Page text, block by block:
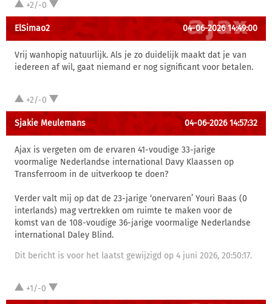
+2/-0
ElSimao2 04-06-2026 14:49:00
Vrij wanhopig natuurlijk. Als je zo duidelijk maakt dat je van
iedereen af wil, gaat niemand er nog significant voor betalen.
+2/-0
Sjakie Meulemans 04-06-2026 14:57:32
Ajax is vergeten om de ervaren 41-voudige 33-jarige
voormalige Nederlandse international Davy Klaassen op
Transferroom in de uitverkoop te doen?
Verder valt mij op dat de 23-jarige ‘onervaren’ Youri Baas (0
interlands) mag vertrekken om ruimte te maken voor de
komst van de 108-voudige 36-jarige voormalige Nederlandse
international Daley Blind.
Dit bericht is voor het laatst gewijzigd op 4 juni 2026, 20:50:17.
+1/-0